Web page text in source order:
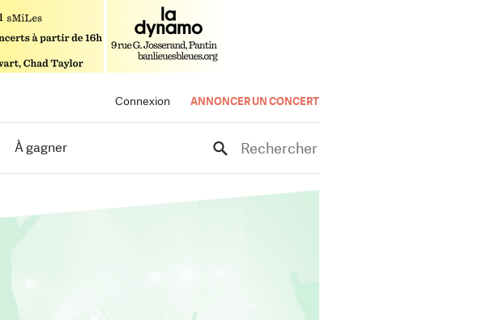
Connexion ANNONCER UN CONCERT
À gagner Rechercher